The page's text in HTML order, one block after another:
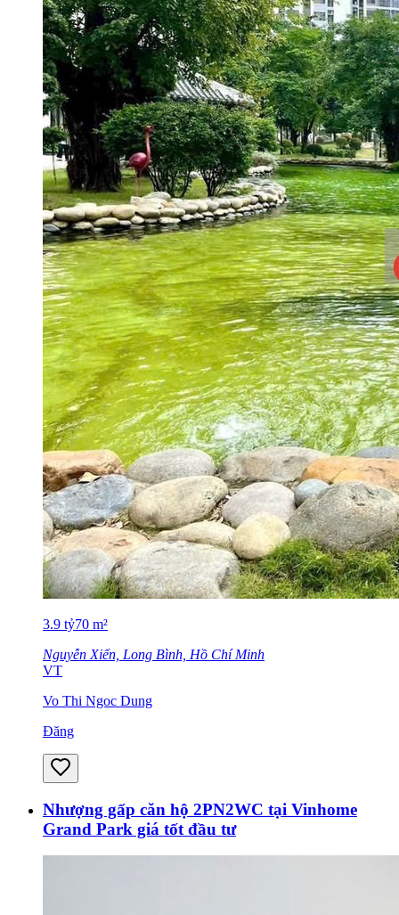
3.9 tỷ70 m²
Nguyễn Xiển, Long Bình, Hồ Chí Minh
VT
Vo Thi Ngoc Dung
Đăng
Nhượng gấp căn hộ 2PN2WC tại Vinhome
Grand Park giá tốt đầu tư